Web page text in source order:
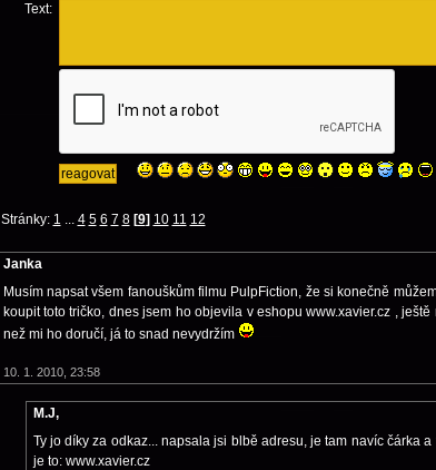
Text:
Stránky: 1 ... 4 5 6 7 8 [9] 10 11 12
Janka
Musím napsat všem fanouškům filmu PulpFiction, že si konečně
koupit toto tričko, dnes jsem ho objevila v eshopu www.xavier.cz , ještě
než mi ho doručí, já to snad nevydržím
10. 1. 2010, 23:58
M.J,
Ty jo díky za odkaz... napsala jsi blbě adresu, je tam navíc čárka
je to: www.xavier.cz